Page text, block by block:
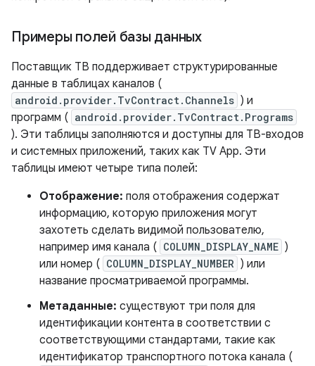
Примеры полей базы данных
Поставщик ТВ поддерживает структурированные
данные в таблицах каналов (
android.provider.TvContract.Channels ) и
программ ( android.provider.TvContract.Programs
). Эти таблицы заполняются и доступны для ТВ-входов
и системных приложений, таких как TV App. Эти
таблицы имеют четыре типа полей:
Отображение: поля отображения содержат
информацию, которую приложения могут
захотеть сделать видимой пользователю,
например имя канала ( COLUMN_DISPLAY_NAME )
или номер ( COLUMN_DISPLAY_NUMBER ) или
название просматриваемой программы.
Метаданные: существуют три поля для
идентификации контента в соответствии с
соответствующими стандартами, такие как
идентификатор транспортного потока канала (